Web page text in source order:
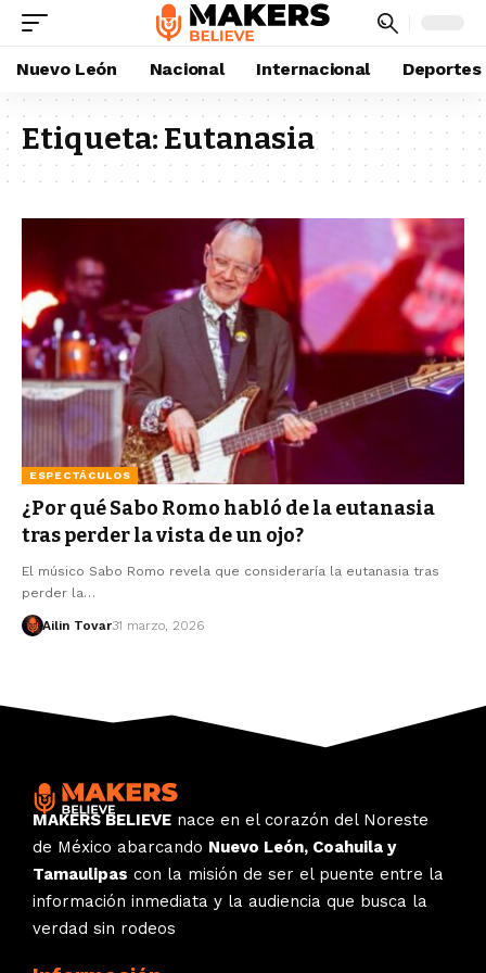
Nuevo León Nacional Internacional Deportes
Etiqueta: Eutanasia
ESPECTÁCULOS
¿Por qué Sabo Romo habló de la eutanasia
tras perder la vista de un ojo?
El músico Sabo Romo revela que consideraría la eutanasia tras
perder la…
Ailin Tovar31 marzo, 2026
MAKERS BELIEVE nace en el corazón del Noreste
de México abarcando Nuevo León, Coahuila y
Tamaulipas con la misión de ser el puente entre la
información inmediata y la audiencia que busca la
verdad sin rodeos